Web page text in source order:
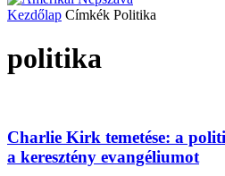
Kezdőlap Címkék Politika
politika
Charlie Kirk temetése: a
a keresztény evangéliumot